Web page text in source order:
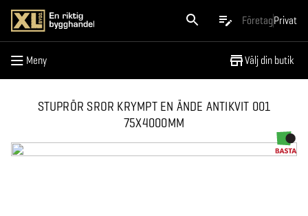
FöretagPrivat
Meny Välj din butik
Meny
STUPRÖR SROR KRYMPT EN ÄNDE ANTIKVIT 001
75X4000MM